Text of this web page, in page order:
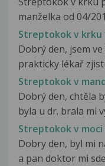
manželka od 04/
Streptokok v
Dobrý den, jsem
prakticky lékař
Streptokok v
Dobrý den, chtěla
byla u dr. brala mi
Streptokok v
Dobry den, byl mi
a pan doktor mi